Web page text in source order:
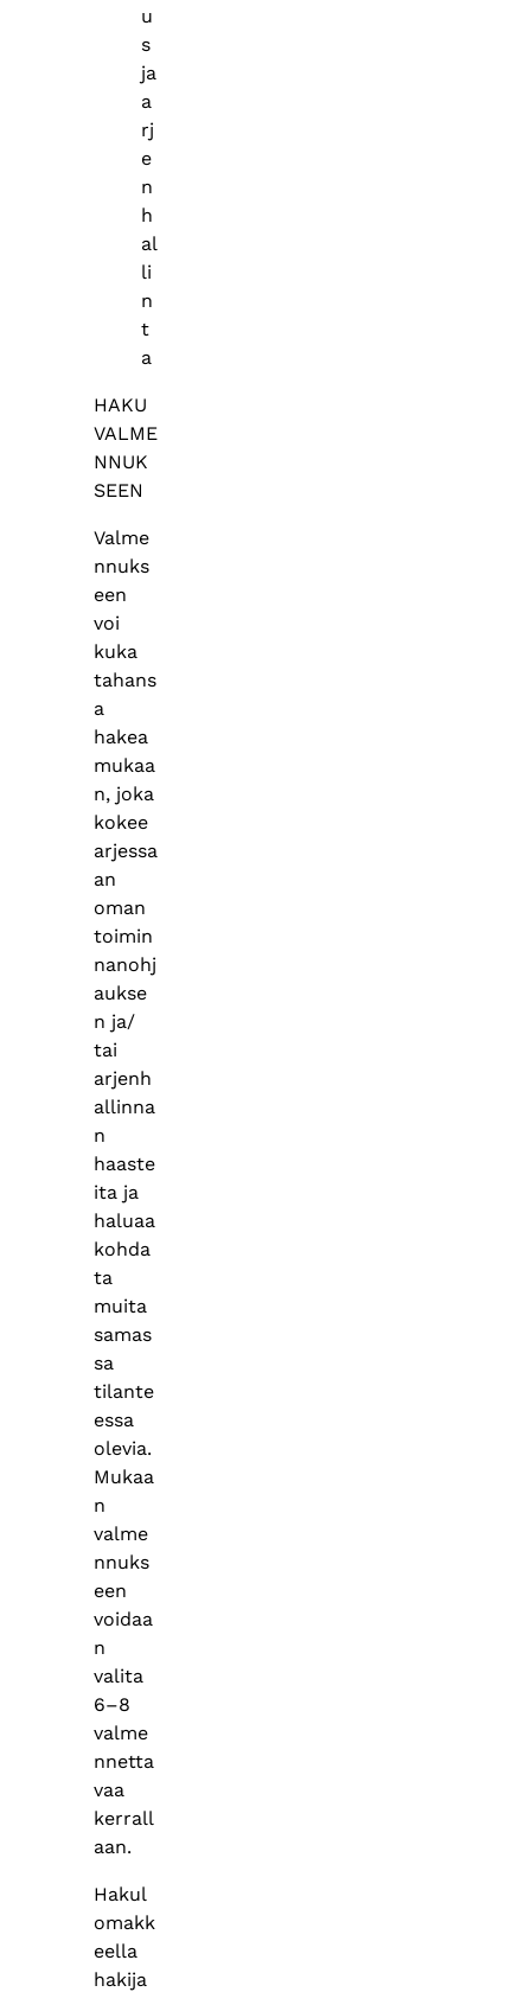
u
s
ja
a
rj
e
n
h
al
li
n
t
a
HAKU
VALME
NNUK
SEEN
Valme
nnuks
een
voi
kuka
tahans
a
hakea
mukaa
n, joka
kokee
arjessa
an
oman
toimin
nanohj
aukse
n ja/
tai
arjenh
allinna
n
haaste
ita ja
haluaa
kohda
ta
muita
samas
sa
tilante
essa
olevia.
Mukaa
n
valme
nnuks
een
voidaa
n
valita
6–8
valme
nnetta
vaa
kerrall
aan.
Hakul
omakk
eella
hakija